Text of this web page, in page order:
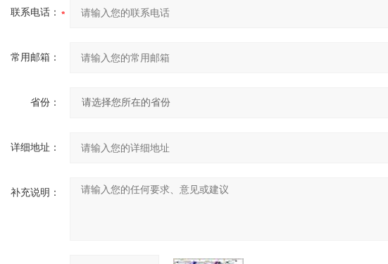
联系电话：
常用邮箱：
省份：
详细地址：
补充说明：